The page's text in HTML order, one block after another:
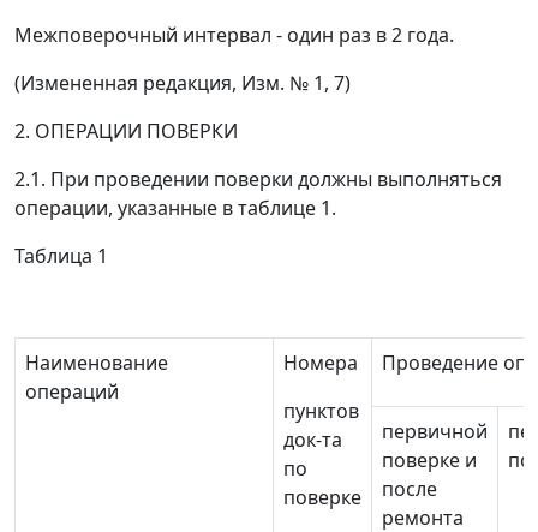
Межповерочный интервал - один раз в 2 года.
(Измененная редакция, Изм. № 1, 7)
2. ОПЕРАЦИИ ПОВЕРКИ
2.1. При проведении поверки должны выполняться
операции, указанные в таблице 1.
Таблица 1
Наименование
операций
Номера
пунктов
док-та
по
поверке
Проведение
первичной
поверке и
после
ремонта